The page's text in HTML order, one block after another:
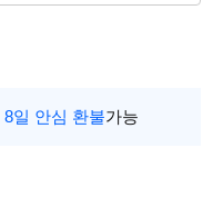
8일 안심 환불가능